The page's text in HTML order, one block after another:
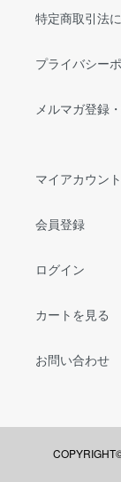
特定商取引法
プライバシー
メルマガ登録
マイアカウント
会員登録
ログイン
カートを見る
お問い合わせ